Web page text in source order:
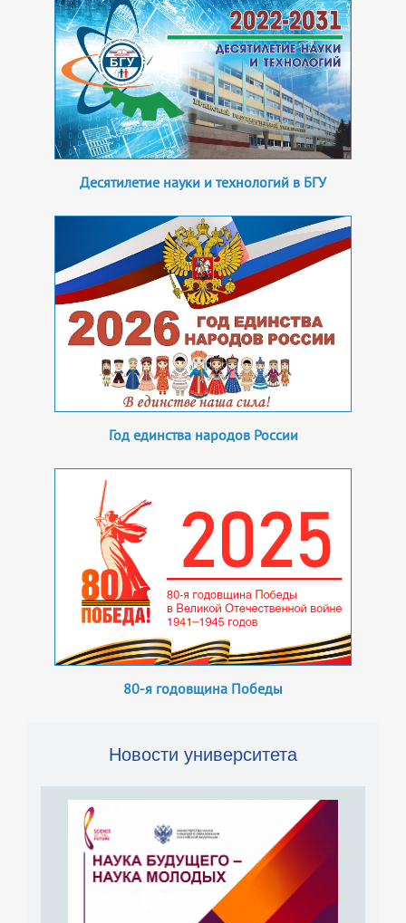
Десятилетие науки и технологий в БГУ
Год единства народов России
80-я годовщина Победы
Новости университета